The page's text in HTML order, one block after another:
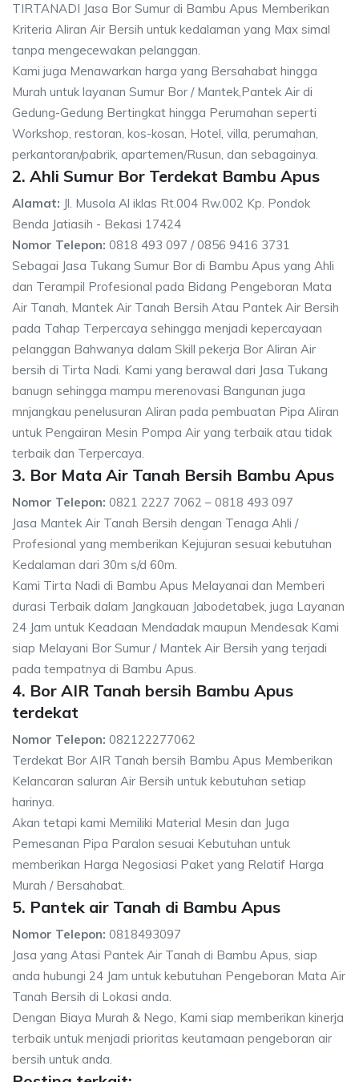
TIRTANADI Jasa Bor Sumur di Bambu Apus Memberikan
Kriteria Aliran Air Bersih untuk kedalaman yang Max simal
tanpa mengecewakan pelanggan.
Kami juga Menawarkan harga yang Bersahabat hingga
Murah untuk layanan Sumur Bor / Mantek,Pantek Air di
Gedung-Gedung Bertingkat hingga Perumahan seperti
Workshop, restoran, kos-kosan, Hotel, villa, perumahan,
perkantoran/pabrik, apartemen/Rusun, dan sebagainya.
2. Ahli Sumur Bor Terdekat Bambu Apus
Alamat: Jl. Musola Al iklas Rt.004 Rw.002 Kp. Pondok
Benda Jatiasih - Bekasi 17424
Nomor Telepon: 0818 493 097 / 0856 9416 3731
Sebagai Jasa Tukang Sumur Bor di Bambu Apus yang Ahli
dan Terampil Profesional pada Bidang Pengeboran Mata
Air Tanah, Mantek Air Tanah Bersih Atau Pantek Air Bersih
pada Tahap Terpercaya sehingga menjadi kepercayaan
pelanggan Bahwanya dalam Skill pekerja Bor Aliran Air
bersih di Tirta Nadi. Kami yang berawal dari Jasa Tukang
banugn sehingga mampu merenovasi Bangunan juga
mnjangkau penelusuran Aliran pada pembuatan Pipa Aliran
untuk Pengairan Mesin Pompa Air yang terbaik atau tidak
terbaik dan Terpercaya.
3. Bor Mata Air Tanah Bersih Bambu Apus
Nomor Telepon: 0821 2227 7062 – 0818 493 097
Jasa Mantek Air Tanah Bersih dengan Tenaga Ahli /
Profesional yang memberikan Kejujuran sesuai kebutuhan
Kedalaman dari 30m s/d 60m.
Kami Tirta Nadi di Bambu Apus Melayanai dan Memberi
durasi Terbaik dalam Jangkauan Jabodetabek, juga Layanan
24 Jam untuk Keadaan Mendadak maupun Mendesak Kami
siap Melayani Bor Sumur / Mantek Air Bersih yang terjadi
pada tempatnya di Bambu Apus.
4. Bor AIR Tanah bersih Bambu Apus
terdekat
Nomor Telepon: 082122277062
Terdekat Bor AIR Tanah bersih Bambu Apus Memberikan
Kelancaran saluran Air Bersih untuk kebutuhan setiap
harinya.
Akan tetapi kami Memiliki Material Mesin dan Juga
Pemesanan Pipa Paralon sesuai Kebutuhan untuk
memberikan Harga Negosiasi Paket yang Relatif Harga
Murah / Bersahabat.
5. Pantek air Tanah di Bambu Apus
Nomor Telepon: 0818493097
Jasa yang Atasi Pantek Air Tanah di Bambu Apus, siap
anda hubungi 24 Jam untuk kebutuhan Pengeboran Mata Air
Tanah Bersih di Lokasi anda.
Dengan Biaya Murah & Nego, Kami siap memberikan kinerja
terbaik untuk menjadi prioritas keutamaan pengeboran air
bersih untuk anda.